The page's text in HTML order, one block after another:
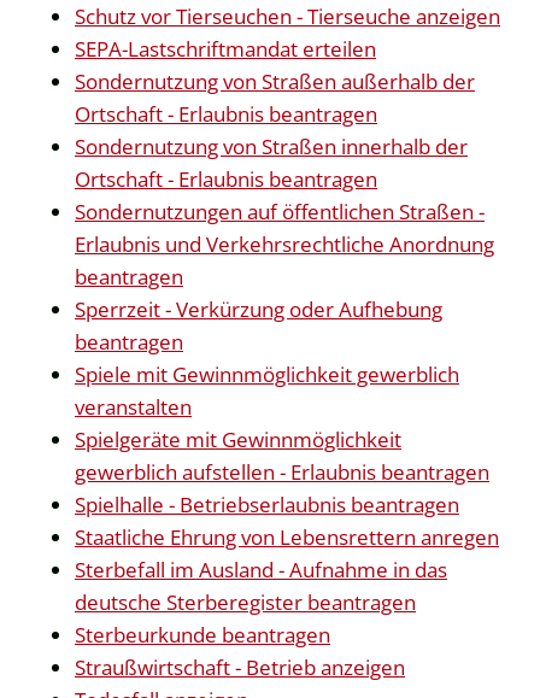
Schutz vor Tierseuchen - Tierseuche anzeigen
SEPA-Lastschriftmandat erteilen
Sondernutzung von Straßen außerhalb der
Ortschaft - Erlaubnis beantragen
Sondernutzung von Straßen innerhalb der
Ortschaft - Erlaubnis beantragen
Sondernutzungen auf öffentlichen Straßen -
Erlaubnis und Verkehrsrechtliche Anordnung
beantragen
Sperrzeit - Verkürzung oder Aufhebung
beantragen
Spiele mit Gewinnmöglichkeit gewerblich
veranstalten
Spielgeräte mit Gewinnmöglichkeit
gewerblich aufstellen - Erlaubnis beantragen
Spielhalle - Betriebserlaubnis beantragen
Staatliche Ehrung von Lebensrettern anregen
Sterbefall im Ausland - Aufnahme in das
deutsche Sterberegister beantragen
Sterbeurkunde beantragen
Straußwirtschaft - Betrieb anzeigen